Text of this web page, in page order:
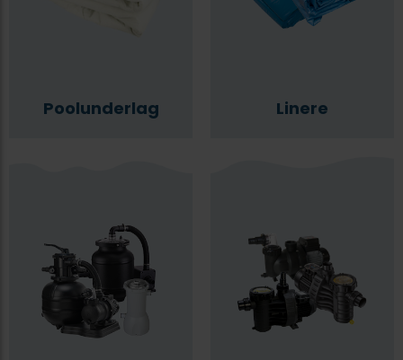
Poolunderlag Linere